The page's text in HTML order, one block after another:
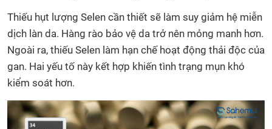
Thiếu hụt lượng Selen cần thiết sẽ làm suy giảm hệ miễn
dịch làn da. Hàng rào bảo vệ da trở nên mỏng manh hơn.
Ngoài ra, thiếu Selen làm hạn chế hoạt động thải độc của
gan. Hai yếu tố này kết hợp khiến tình trạng mụn khó
kiểm soát hơn.